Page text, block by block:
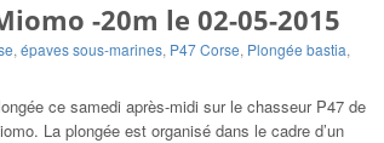
-20m le 02-05-2015
, épaves sous-marines, P47 Corse, Plongée bastia,
ce samedi après-midi sur le chasseur P47 de
La plongée est organisé dans le cadre d’un